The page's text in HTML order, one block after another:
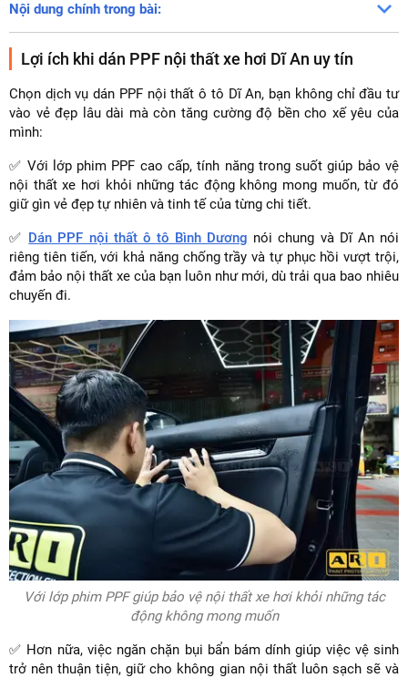
Nội dung chính trong bài:
Lợi ích khi dán PPF nội thất xe hơi Dĩ An uy tín
Chọn dịch vụ dán PPF nội thất ô tô Dĩ An, bạn không chỉ đầu tư
vào vẻ đẹp lâu dài mà còn tăng cường độ bền cho xế yêu của
mình:
✅ Với lớp phim PPF cao cấp, tính năng trong suốt giúp bảo vệ
nội thất xe hơi khỏi những tác động không mong muốn, từ đó
giữ gìn vẻ đẹp tự nhiên và tinh tế của từng chi tiết.
✅ Dán PPF nội thất ô tô Bình Dương nói chung và Dĩ An nói
riêng tiên tiến, với khả năng chống trầy và tự phục hồi vượt trội,
đảm bảo nội thất xe của bạn luôn như mới, dù trải qua bao nhiêu
chuyến đi.
Với lớp phim PPF giúp bảo vệ nội thất xe hơi khỏi những tác
động không mong muốn
✅ Hơn nữa, việc ngăn chặn bụi bẩn bám dính giúp việc vệ sinh
trở nên thuận tiện, giữ cho không gian nội thất luôn sạch sẽ và